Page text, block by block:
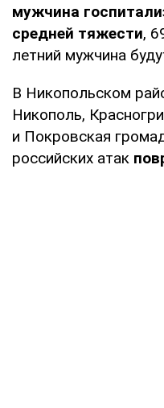
мужчина
средней тяжести,
летний мужчина
В Никопольском
Никополь,
и Покровская
российских атак